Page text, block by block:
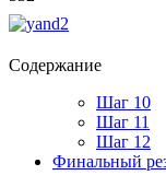
Содержание
Шаг 10
Шаг 11
Шаг 12
Финальный